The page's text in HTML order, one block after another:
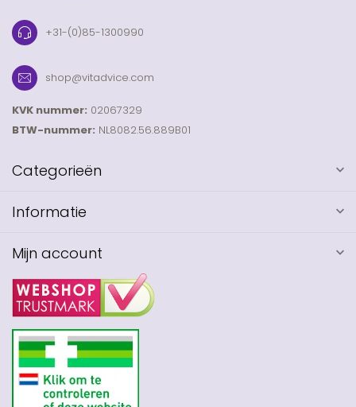
+31-(0)85-1300990
shop@vitadvice.com
KVK nummer: 02067329
BTW-nummer: NL8082.56.889B01
Categorieën
Informatie
Mijn account